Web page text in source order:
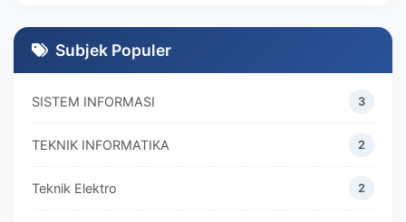
DIVA MARISKA;
Subjek Populer
SISTEM INFORMASI 3
TEKNIK INFORMATIKA 2
Teknik Elektro 2